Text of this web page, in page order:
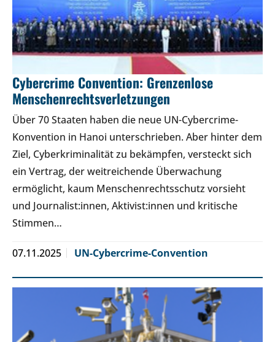
Cybercrime Convention: Grenzenlose
Menschenrechtsverletzungen
Über 70 Staaten haben die neue UN-Cybercrime-
Konvention in Hanoi unterschrieben. Aber hinter dem
Ziel, Cyberkriminalität zu bekämpfen, versteckt sich
ein Vertrag, der weitreichende Überwachung
ermöglicht, kaum Menschenrechtsschutz vorsieht
und Journalist:innen, Aktivist:innen und kritische
Stimmen…
07.11.2025 UN-Cybercrime-Convention